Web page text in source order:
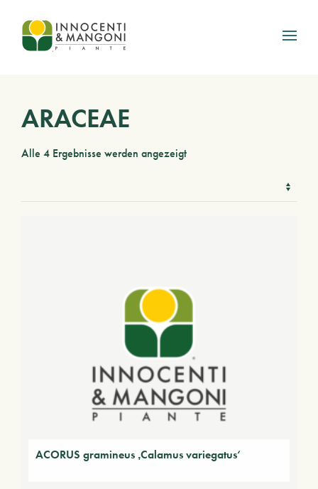
Skip to main content
ARACEAE
Alle 4 Ergebnisse werden angezeigt
ACORUS gramineus ‚Calamus variegatus‘